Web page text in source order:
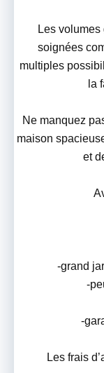
Les
soignées
multiples
la
Ne manquez
maison
et
-grand
-
-
Les frais